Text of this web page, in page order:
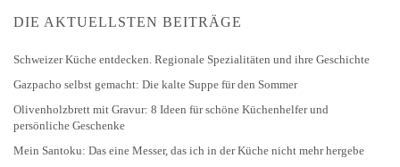
DIE AKTUELLSTEN BEITRÄGE
Schweizer Küche entdecken. Regionale Spezialitäten und ihre Geschichte
Gazpacho selbst gemacht: Die kalte Suppe für den Sommer
Olivenholzbrett mit Gravur: 8 Ideen für schöne Küchenhelfer und
persönliche Geschenke
Mein Santoku: Das eine Messer, das ich in der Küche nicht mehr hergebe